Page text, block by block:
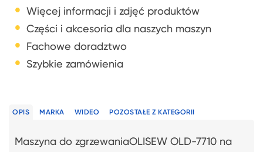
Więcej informacji i zdjęć produktów
Części i akcesoria dla naszych maszyn
Fachowe doradztwo
Szybkie zamówienia
OPIS MARKA WIDEO POZOSTAŁE Z KATEGORII
Maszyna do zgrzewaniaOLISEW OLD-7710 na